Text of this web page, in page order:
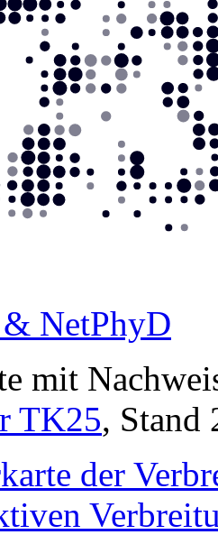
NetPhyD
mit
TK25, Stand
der